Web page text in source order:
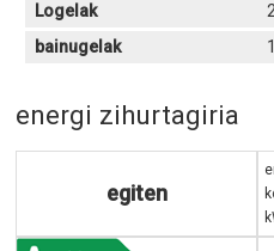
Logelak
2
bainugelak
1
energi zihurtagiria
egiten